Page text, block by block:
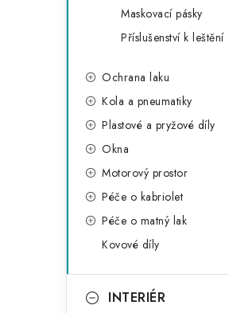
Maskovací pásky
Příslušenství k leštění
Ochrana laku
Kola a pneumatiky
Plastové a pryžové díly
Okna
Motorový prostor
Péče o kabriolet
Péče o matný lak
Kovové díly
INTERIÉR